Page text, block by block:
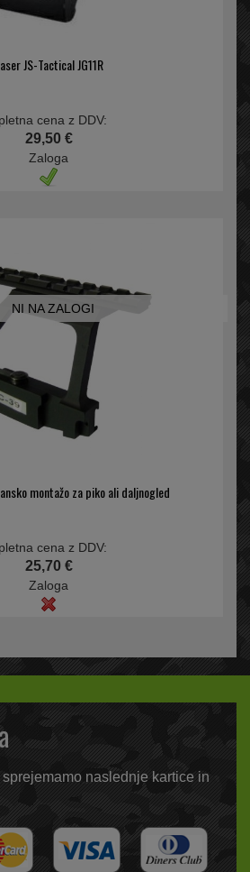
JS-Tactical JG11R
cena z DDV:
29,50 €
Zaloga
NI NA ZALOGI
montažo za piko ali daljnogled
cena z DDV:
25,70 €
Zaloga
naslednje kartice in